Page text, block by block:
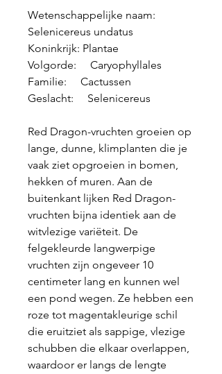
Wetenschappelijke naam:
Selenicereus undatus
Koninkrijk: Plantae
Volgorde: Caryophyllales
Familie: Cactussen
Geslacht: Selenicereus
Red Dragon-vruchten groeien op
lange, dunne, klimplanten die je
vaak ziet opgroeien in bomen,
hekken of muren. Aan de
buitenkant lijken Red Dragon-
vruchten bijna identiek aan de
witvlezige variëteit. De
felgekleurde langwerpige
vruchten zijn ongeveer 10
centimeter lang en kunnen wel
een pond wegen. Ze hebben een
roze tot magentakleurige schil
die eruitziet als sappige, vlezige
schubben die elkaar overlappen,
waardoor er langs de lengte